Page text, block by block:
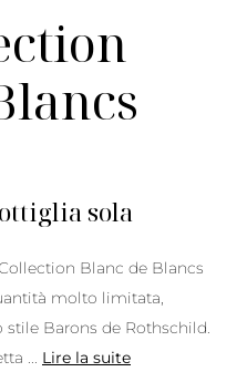
sola
Blanc de Blancs
molto limitata,
Barons de Rothschild.
Lire la suite